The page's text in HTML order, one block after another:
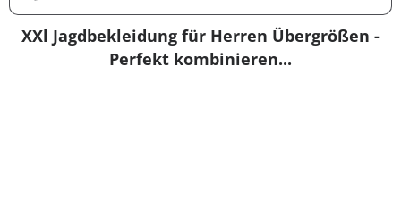
XXl Jagdbekleidung für Herren Übergrößen -
Perfekt kombinieren...